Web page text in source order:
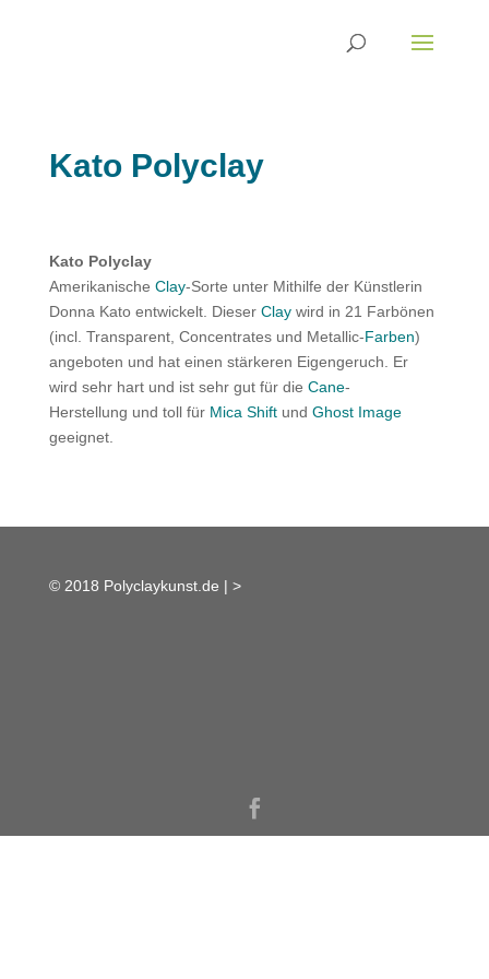
Kato Polyclay
Kato Polyclay
Amerikanische Clay-Sorte unter Mithilfe der Künstlerin
Donna Kato entwickelt. Dieser Claywird in 21 Farbönen
(incl. Transparent, Concentrates und Metallic-Farben)
angeboten und hat einen stärkeren Eigengeruch. Er
wird sehr hart und ist sehr gut für die Cane-
Herstellung und toll für Mica Shiftund Ghost Image
geeignet.
© 2018 Polyclaykunst.de | >